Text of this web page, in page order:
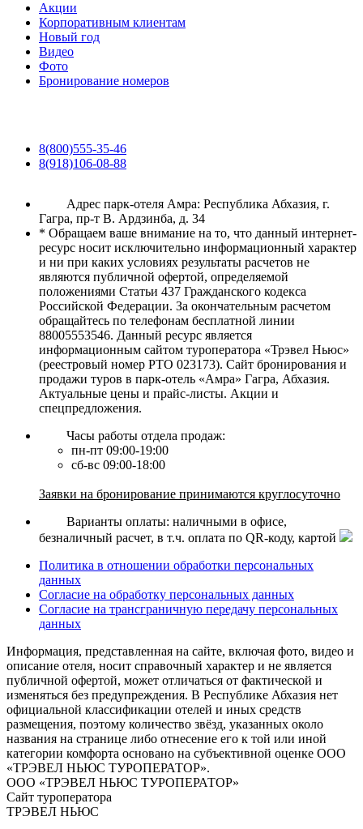
Акции
Корпоративным клиентам
Новый год
Видео
Фото
Бронирование номеров
8(800)555-35-46
8(918)106-08-88
Адрес парк-отеля Амра: Республика Абхазия, г.
Гагра, пр-т В. Ардзинба, д. 34
* Обращаем ваше внимание на то, что данный интернет-
ресурс носит исключительно информационный характер
и ни при каких условиях результаты расчетов не
являются публичной офертой, определяемой
положениями Статьи 437 Гражданского кодекса
Российской Федерации. За окончательным расчетом
обращайтесь по телефонам бесплатной линии
88005553546. Данный ресурс является
информационным сайтом туроператора «Трэвел Ньюс»
(реестровый номер РТО 023173). Сайт бронирования и
продажи туров в парк-отель «Амра» Гагра, Абхазия.
Актуальные цены и прайс-листы. Акции и
спецпредложения.
Часы работы отдела продаж:
пн-пт 09:00-19:00
сб-вс 09:00-18:00
Заявки на бронирование принимаются круглосуточно
Варианты оплаты: наличными в офисе,
безналичный расчет, в т.ч. оплата по QR-коду, картой
Политика в отношении обработки персональных
данных
Согласие на обработку персональных данных
Согласие на трансграничную передачу персональных
данных
Информация, представленная на сайте, включая фото, видео и
описание отеля, носит справочный характер и не является
публичной офертой, может отличаться от фактической и
изменяться без предупреждения. В Республике Абхазия нет
официальной классификации отелей и иных средств
размещения, поэтому количество звёзд, указанных около
названия на странице либо отнесение его к той или иной
категории комфорта основано на субъективной оценке ООО
«ТРЭВЕЛ НЬЮС ТУРОПЕРАТОР».
ООО «ТРЭВЕЛ НЬЮС ТУРОПЕРАТОР»
Сайт туроператора
ТРЭВЕЛ НЬЮС